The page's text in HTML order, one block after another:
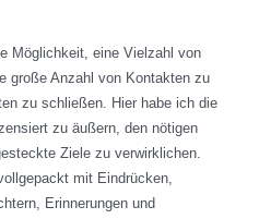
Möglichkeit, eine Vielzahl von
große Anzahl von Kontakten zu
zu schließen. Hier habe ich die
zu äußern, den nötigen
Ziele zu verwirklichen.
mit Eindrücken,
Erinnerungen und